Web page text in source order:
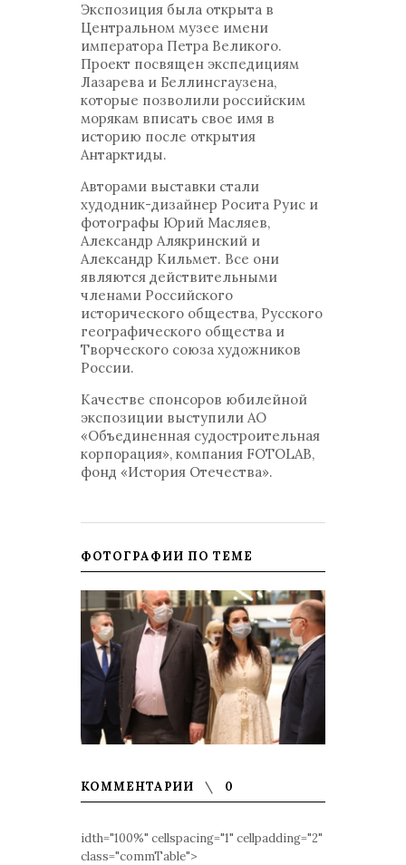
Экспозиция была открыта в
Центральном музее имени
императора Петра Великого.
Проект посвящен экспедициям
Лазарева и Беллинсгаузена,
которые позволили российским
морякам вписать свое имя в
историю после открытия
Антарктиды.
Авторами выставки стали
худодник-дизайнер Росита Руис и
фотографы Юрий Масляев,
Александр Алякринский и
Александр Кильмет. Все они
являются действительными
членами Российского
исторического общества, Русского
географического общества и
Творческого союза художников
России.
Качестве спонсоров юбилейной
экспозиции выступили АО
«Объединенная судостроительная
корпорация», компания FOTOLAB,
фонд «История Отечества».
ФОТОГРАФИИ ПО ТЕМЕ
КОММЕНТАРИИ 0
idth="100%" cellspacing="1" cellpadding="2"
class="commTable">